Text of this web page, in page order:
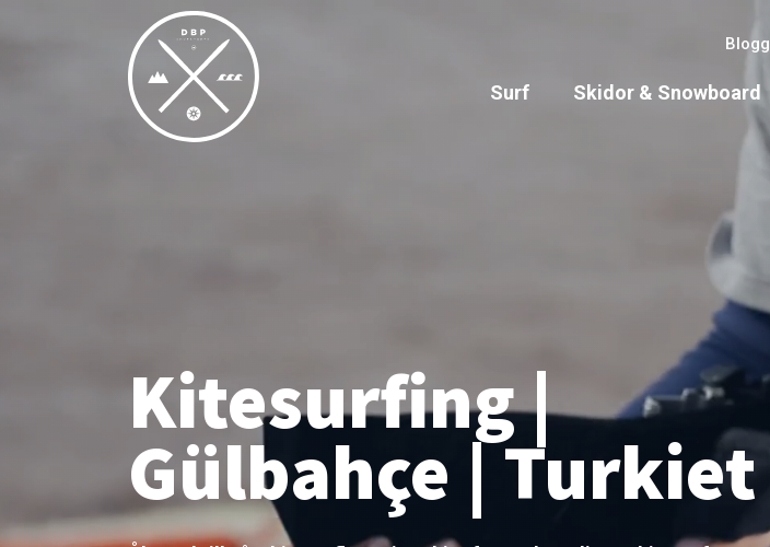
Blogg
Surf Skidor & Snowboard
Kitesurfing |
Gülbahçe | Turkiet